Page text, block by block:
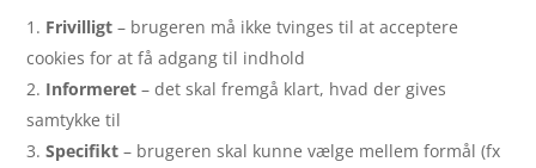
Frivilligt – brugeren må ikke tvinges til at acceptere
cookies for at få adgang til indhold
Informeret – det skal fremgå klart, hvad der gives
samtykke til
Specifikt – brugeren skal kunne vælge mellem formål (fx